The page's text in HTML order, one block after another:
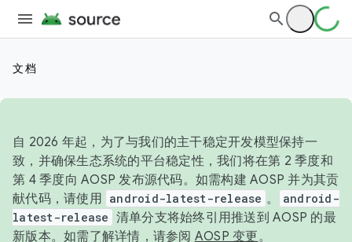
文档
自 2026 年起，为了与我们的主干稳定开发模型保持一
致，并确保生态系统的平台稳定性，我们将在第 2 季度和
第 4 季度向 AOSP 发布源代码。如需构建 AOSP 并为其贡
献代码，请使用 android-latest-release 。
android-
latest-release 清单分支将始终引用推送到 AOSP 的最
新版本。如需了解详情，请参阅 AOSP 变更。